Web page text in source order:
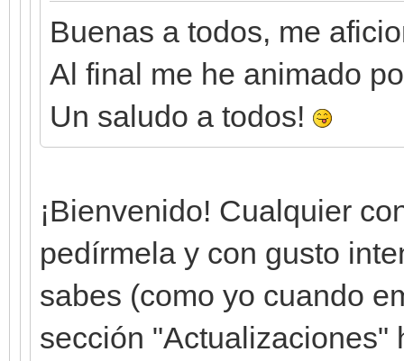
Buenas a todos, me
Al final me he animado
Un saludo a todos!
¡Bienvenido! Cualquier
pedírmela y con gusto
sabes (como yo cuando
sección "Actualizaciones"